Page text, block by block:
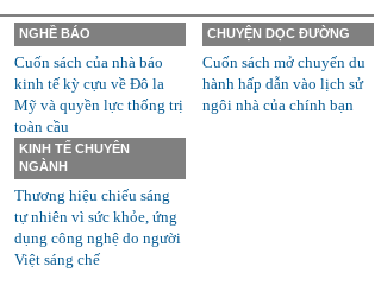
NGHỀ BÁO
Cuốn sách của nhà báo
kinh tế kỳ cựu về Đô la
Mỹ và quyền lực thống trị
toàn cầu
CHUYỆN DỌC ĐƯỜNG
Cuốn sách mở chuyến du
hành hấp dẫn vào lịch sử
ngôi nhà của chính bạn
KINH TẾ CHUYÊN
NGÀNH
Thương hiệu chiếu sáng
tự nhiên vì sức khỏe, ứng
dụng công nghệ do người
Việt sáng chế